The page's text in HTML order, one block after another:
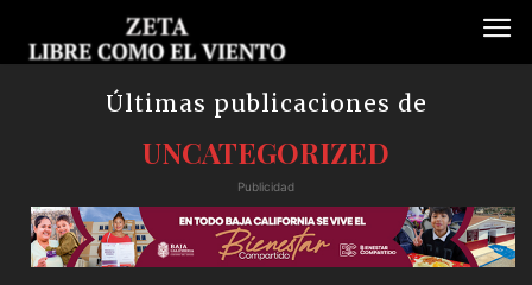
Últimas publicaciones de
UNCATEGORIZED
Publicidad